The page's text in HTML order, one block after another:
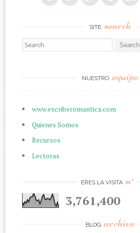
SITE search
Search for:
NUESTRO equipo
www.escriberomantica.com
Quienes Somos
Recursos
Lectoras
ERES LA VISITA n°
3,761,400
BLOG archive